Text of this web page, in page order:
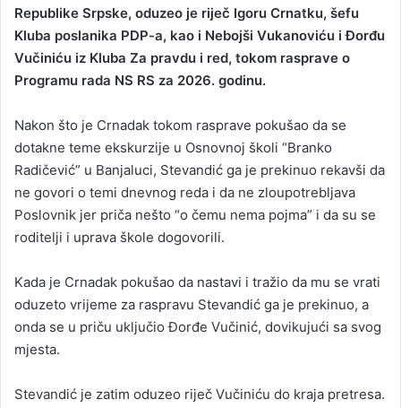
Republike Srpske, oduzeo je riječ Igoru Crnatku, šefu
Kluba poslanika PDP-a, kao i Nebojši Vukanoviću i Đorđu
Vučiniću iz Kluba Za pravdu i red, tokom rasprave o
Programu rada NS RS za 2026. godinu.
Nakon što je Crnadak tokom rasprave pokušao da se
dotakne teme ekskurzije u Osnovnoj školi “Branko
Radičević” u Banjaluci, Stevandić ga je prekinuo rekavši da
ne govori o temi dnevnog reda i da ne zloupotrebljava
Poslovnik jer priča nešto “o čemu nema pojma” i da su se
roditelji i uprava škole dogovorili.
Kada je Crnadak pokušao da nastavi i tražio da mu se vrati
oduzeto vrijeme za raspravu Stevandić ga je prekinuo, a
onda se u priču uključio Đorđe Vučinić, dovikujući sa svog
mjesta.
Stevandić je zatim oduzeo riječ Vučiniću do kraja pretresa.